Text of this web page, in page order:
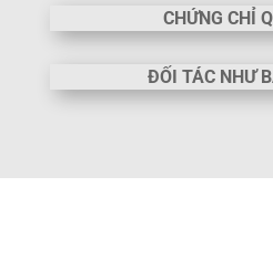
CHỨNG CHỈ
ĐỐI TÁC NHƯ